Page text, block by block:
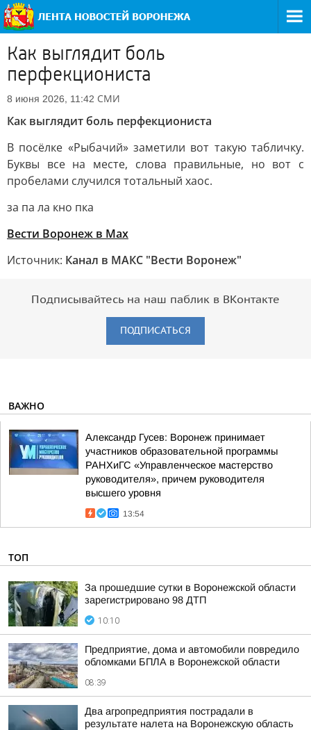
Как выглядит боль
перфекциониста
8 июня 2026, 11:42 СМИ
Как выглядит боль перфекциониста
В посёлке «Рыбачий» заметили вот такую табличку.
Буквы все на месте, слова правильные, но вот с
пробелами случился тотальный хаос.
за па ла кно пка
Вести Воронеж в Мах
Источник: Канал в МАКС "Вести Воронеж"
Подписывайтесь на наш паблик в ВКонтакте
ПОДПИСАТЬСЯ
ВАЖНО
Александр Гусев: Воронеж принимает
участников образовательной программы
РАНХиГС «Управленческое мастерство
руководителя», причем руководителя
высшего уровня
13:54
ТОП
За прошедшие сутки в Воронежской области
зарегистрировано 98 ДТП
10:10
Предприятие, дома и автомобили повредило
обломками БПЛА в Воронежской области
08:39
Два агропредприятия пострадали в
результате налета на Воронежскую область